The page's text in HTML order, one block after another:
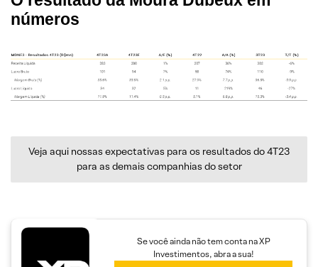
números
Veja aqui nossas expectativas para os resultados do 4T23
para as demais companhias do setor
Se você ainda não tem conta na XP
Investimentos, abra a sua!